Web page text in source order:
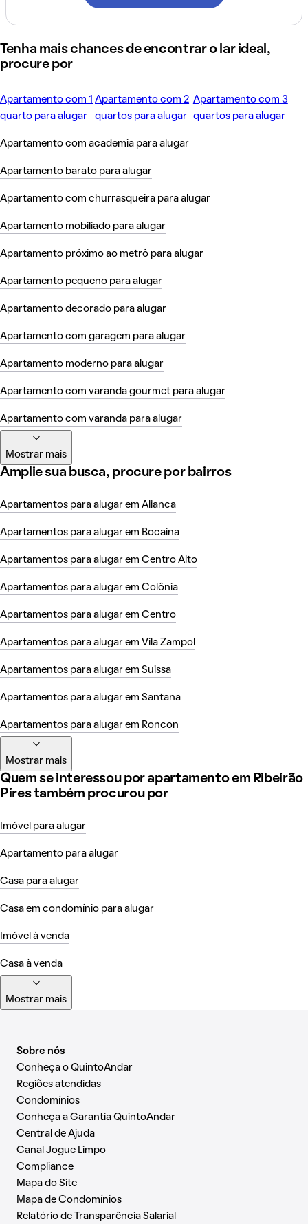
Tenha mais chances de encontrar o lar ideal,
procure por
Apartamento com 1
quarto para alugar
Apartamento com 2
quartos para alugar
Apartamento com 3
quartos para alugar
Apartamento com academia para alugar
Apartamento barato para alugar
Apartamento com churrasqueira para alugar
Apartamento mobiliado para alugar
Apartamento próximo ao metrô para alugar
Apartamento pequeno para alugar
Apartamento decorado para alugar
Apartamento com garagem para alugar
Apartamento moderno para alugar
Apartamento com varanda gourmet para alugar
Apartamento com varanda para alugar
Mostrar mais
Amplie sua busca, procure por bairros
Apartamentos para alugar em Alianca
Apartamentos para alugar em Bocaina
Apartamentos para alugar em Centro Alto
Apartamentos para alugar em Colônia
Apartamentos para alugar em Centro
Apartamentos para alugar em Vila Zampol
Apartamentos para alugar em Suissa
Apartamentos para alugar em Santana
Apartamentos para alugar em Roncon
Mostrar mais
Quem se interessou por apartamento em Ribeirão
Pires também procurou por
Imóvel para alugar
Apartamento para alugar
Casa para alugar
Casa em condomínio para alugar
Imóvel à venda
Casa à venda
Mostrar mais
Sobre nós
Conheça o QuintoAndar
Regiões atendidas
Condomínios
Conheça a Garantia QuintoAndar
Central de Ajuda
Canal Jogue Limpo
Compliance
Mapa do Site
Mapa de Condomínios
Relatório de Transparência Salarial